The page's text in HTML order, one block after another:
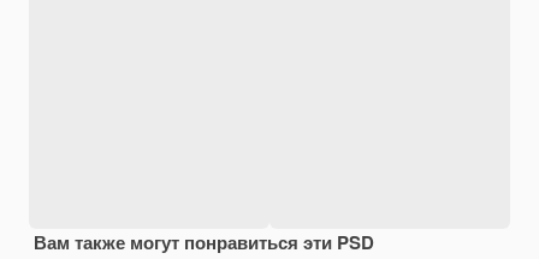
Вам также могут понравиться эти PSD